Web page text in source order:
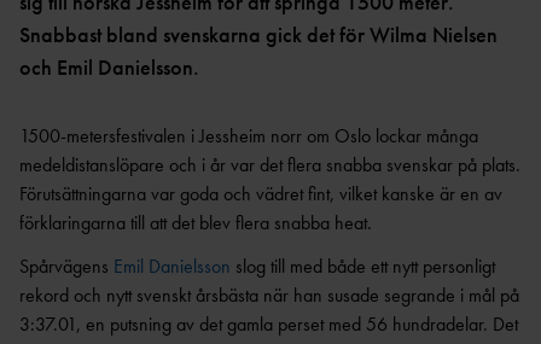
NYHETER SAMARBETEN &
NYHETER FRÅN
PARAFRIIDRO
TT
MÄSTERSKAPSGRUPPEN
2026
ANTIDOPING
GRENPROGRAM &
POÄNGTABELLER
INTYG
KASTSÄKERH
ET
BANMÄTNIN
TÄVLINGAR FÖR
BARN
INTERNATIONELLA
MÄSTERSKAP
UTMÄRKELSER OCH
PRISER
SVENSKA
VÄRLDSREKORD
SVENSKA
VÄRLDSÅRSBÄSTAN
NCAA – AMERIKANSKA
Snabbast bland svenskarna gick det för Wilma Nielsen
och Emil Danielsson.
1500-metersfestivalen i Jessheim norr om Oslo lockar många
medeldistanslöpare och i år var det flera snabba svenskar på plats.
Förutsättningarna var goda och vädret fint, vilket kanske är en av
förklaringarna till att det blev flera snabba heat.
Spårvägens Emil Danielsson slog till med både ett nytt personligt
rekord och nytt svenskt årsbästa när han susade segrande i mål på
3:37.01, en putsning av det gamla perset med 56 hundradelar. Det